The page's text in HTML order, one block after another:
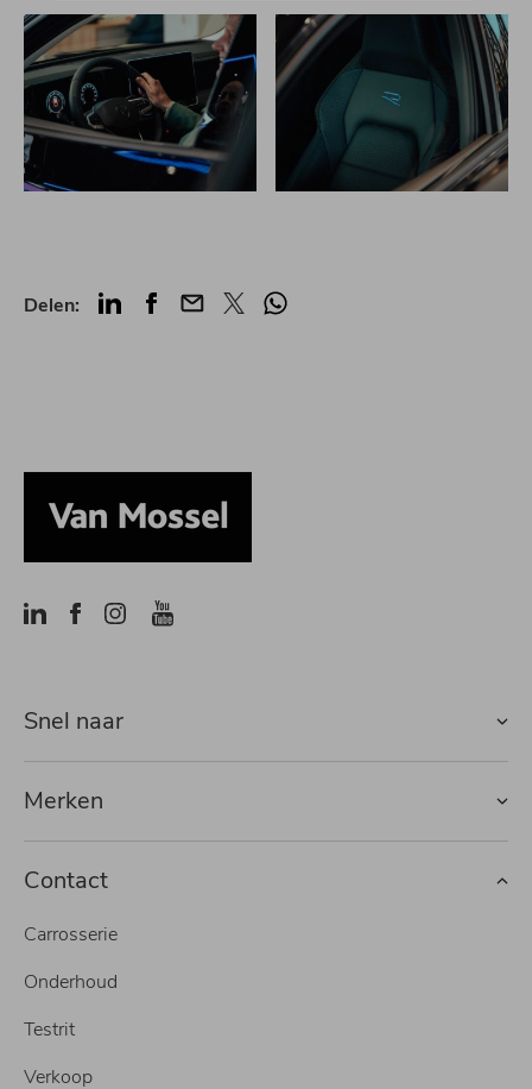
Delen: LinkedInFacebook
Mail TwitterWhatsapp
Snel naar
Merken
Contact
Carrosserie
Onderhoud
Testrit
Verkoop